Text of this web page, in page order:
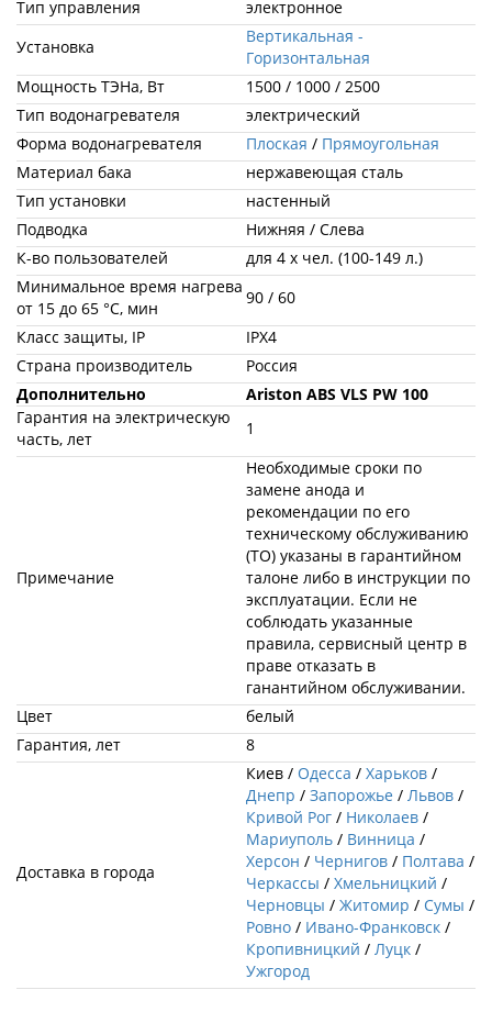
Тип управления
электронное
Установка
Вертикальная -
Горизонтальная
Мощность ТЭНа, Вт
1500 / 1000 / 2500
Тип водонагревателя
электрический
Форма водонагревателя
Плоская / Прямоугольная
Материал бака
нержавеющая сталь
Тип установки
настенный
Подводка
Нижняя / Слева
К-во пользователей
для 4 х чел. (100-149 л.)
Минимальное время нагрева
от 15 до 65 °С, мин
90 / 60
Класс защиты, IP
IPX4
Страна производитель
Россия
Дополнительно
Ariston ABS VLS PW 100
Гарантия на электрическую
часть, лет
1
Примечание
Необходимые сроки по
замене анода и
рекомендации по его
техническому обслуживанию
(ТО) указаны в гарантийном
талоне либо в инструкции по
эксплуатации. Если не
соблюдать указанные
правила, сервисный центр в
праве отказать в
ганантийном обслуживании.
Цвет
белый
Гарантия, лет
8
Доставка в города
Киев / Одесса / Харьков /
Днепр / Запорожье / Львов /
Кривой Рог / Николаев /
Мариуполь / Винница /
Херсон / Чернигов / Полтава /
Черкассы / Хмельницкий /
Черновцы / Житомир / Сумы /
Ровно / Ивано-Франковск /
Кропивницкий / Луцк /
Ужгород